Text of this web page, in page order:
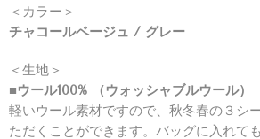
＜カラー＞
チャコールベージュ / グレー
＜生地＞
■ウール100% （ウォッシャブルウール）
軽いウール素材ですので、秋冬春の３シ
ただくことができます。バッグに入れて